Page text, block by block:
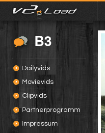
B3
Dailyvids
Movievids
Clipvids
Partnerprogramm
Impressum